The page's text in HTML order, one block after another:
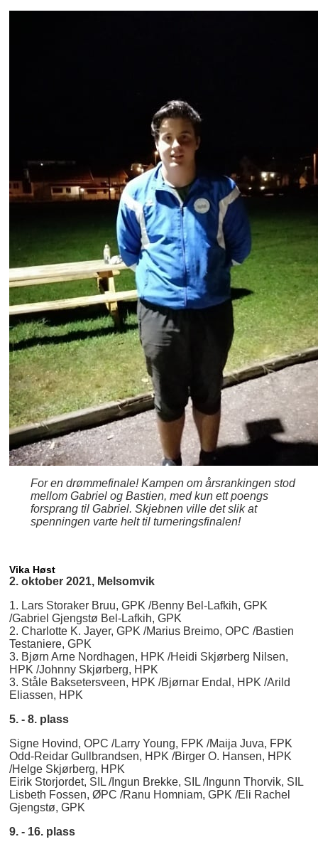
For en drømmefinale! Kampen om årsrankingen stod
mellom Gabriel og Bastien, med kun ett poengs
forsprang til Gabriel. Skjebnen ville det slik at
spenningen varte helt til turneringsfinalen!
Vika Høst
2. oktober 2021, Melsomvik
1. Lars Storaker Bruu, GPK /Benny Bel-Lafkih, GPK
/Gabriel Gjengstø Bel-Lafkih, GPK
2. Charlotte K. Jayer, GPK /Marius Breimo, OPC /Bastien
Testaniere, GPK
3. Bjørn Arne Nordhagen, HPK /Heidi Skjørberg Nilsen,
HPK /Johnny Skjørberg, HPK
3. Ståle Baksetersveen, HPK /Bjørnar Endal, HPK /Arild
Eliassen, HPK
5. - 8. plass
Signe Hovind, OPC /Larry Young, FPK /Maija Juva, FPK
Odd-Reidar Gullbrandsen, HPK /Birger O. Hansen, HPK
/Helge Skjørberg, HPK
Eirik Storjordet, SIL /Ingun Brekke, SIL /Ingunn Thorvik, SIL
Lisbeth Fossen, ØPC /Ranu Homniam, GPK /Eli Rachel
Gjengstø, GPK
9. - 16. plass